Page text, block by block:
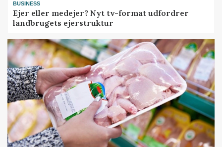
BUSINESS
Ejer eller medejer? Nyt tv-format udfordrer
landbrugets ejerstruktur